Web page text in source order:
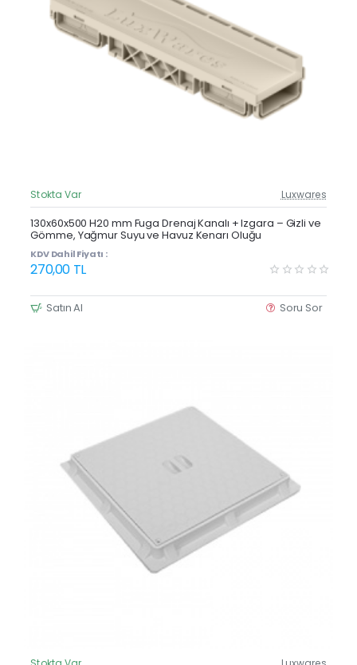
Güncel Fiyat
Yeni Ürün
Stokta Var Luxwares
130x60x500 H20 mm Fuga Drenaj Kanalı + Izgara – Gizli ve
Gömme, Yağmur Suyu ve Havuz Kenarı Oluğu
KDV Dahil Fiyatı :
270,00 TL
Satın Al Soru Sor